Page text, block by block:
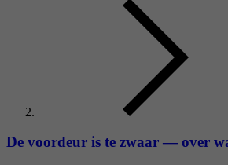
De voordeur is te zwaar — over